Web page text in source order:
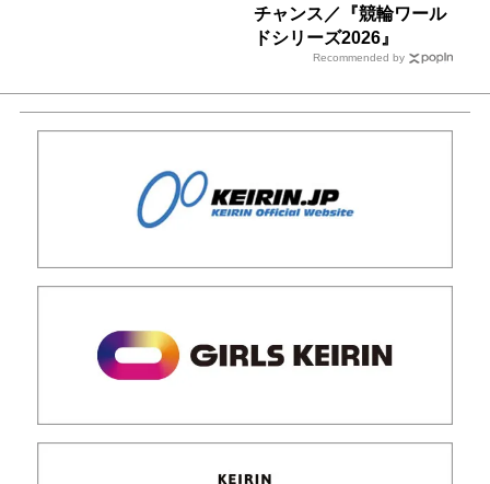
チャンス／『競輪ワール
ドシリーズ2026』
Recommended by